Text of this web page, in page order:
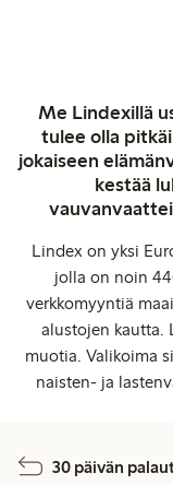
Me Lindexillä
tulee olla
jokaiseen
kestää
Lindex on yksi
jolla on noin
verkkomyyntiä
alustojen kautta.
muotia. Valikoima
naisten- ja
30 päivän